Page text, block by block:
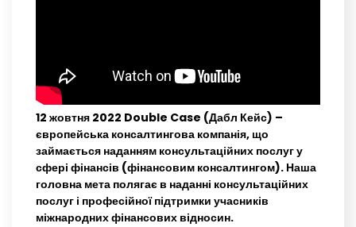
12 жовтня 2022 Double Case (Дабл Кейс) –
європейська консалтингова компанія, що
займається наданням консультаційних послуг у
сфері фінансів (фінансовим консалтингом). Наша
головна мета полягає в наданні консультаційних
послуг і професійної підтримки учасників
міжнародних фінансових відносин.